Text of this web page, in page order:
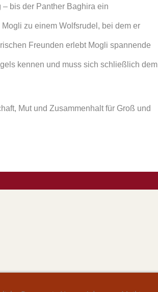
bis der Panther Baghira ein
zu einem Wolfsrudel, bei dem er
Freunden erlebt Mogli spannende
kennen und muss sich schließlich dem
Mut und Zusammenhalt für Groß und